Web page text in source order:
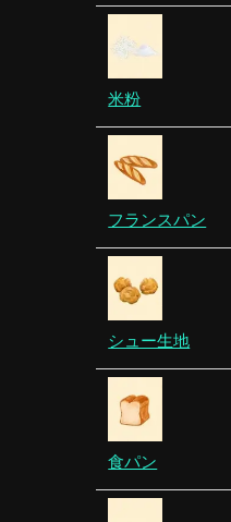
米粉
フランスパン
シュー生地
食パン